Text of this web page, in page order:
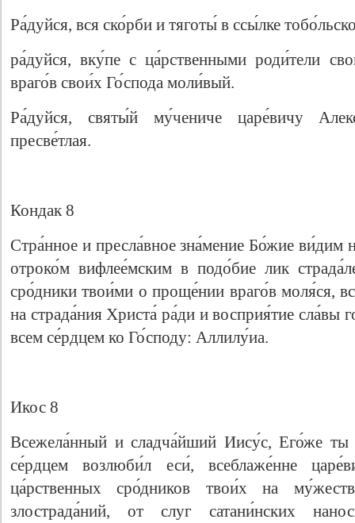
Ра́дуйся, вся ско́рби и тяготы́ в ссы́лке
ра́дуйся, вку́пе с ца́рственными роди́тели
враго́в свои́х Го́спода моли́вый.
Ра́дуйся, святы́й му́чениче царе́вичу
пресве́тлая.
Кондак 8
Стра́нное и пресла́вное зна́мение Бо́жие ви́дим
отроко́м вифлее́мским в подо́бие лик
сро́дники твои́ми о проще́нии враго́в моля́ся,
на страда́ния Христа́ ра́ди и восприя́тие сла́вы
всем се́рдцем ко Го́споду: Аллилу́иа.
Икос 8
Всежела́нный и сладча́йший Иису́с, Его́же
се́рдцем возлюби́л еси́, всеблаже́нне
ца́рственных сро́дников твои́х на
злострада́ний, от слуг сатани́нских